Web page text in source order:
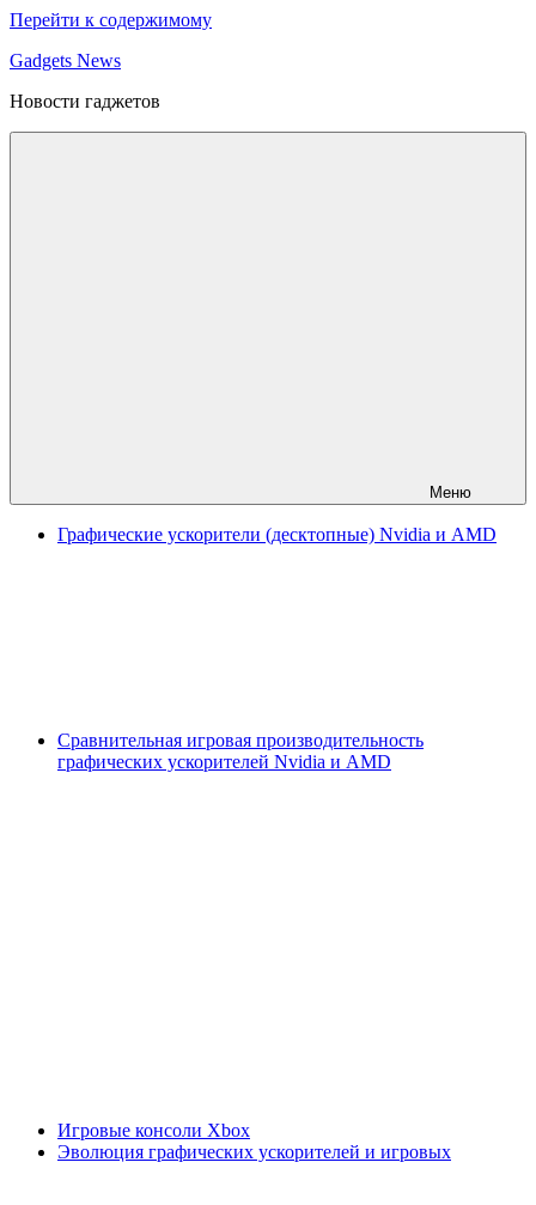
Перейти к содержимому
Gadgets News
Новости гаджетов
Меню
Графические ускорители (десктопные) Nvidia и AMD
Сравнительная игровая производительность
графических ускорителей Nvidia и AMD
Игровые консоли Xbox
Эволюция графических ускорителей и игровых